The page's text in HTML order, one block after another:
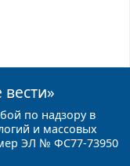
вести»
по надзору в
и массовых
ЭЛ № ФС77-73950